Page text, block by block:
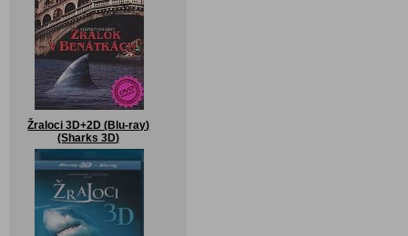
Žraloci 3D+2D (Blu-ray)
(Sharks 3D)